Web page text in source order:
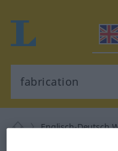
Englisch-Deutsch